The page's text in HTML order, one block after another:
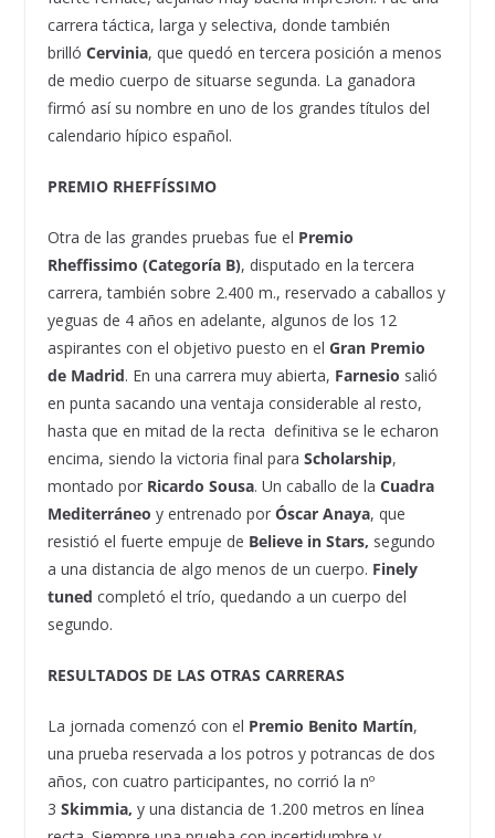
carrera táctica, larga y selectiva, donde también
brilló Cervinia, que quedó en tercera posición a menos
de medio cuerpo de situarse segunda. La ganadora
firmó así su nombre en uno de los grandes títulos del
calendario hípico español.
PREMIO RHEFFÍSSIMO
Otra de las grandes pruebas fue el Premio
Rheffissimo (Categoría B), disputado en la tercera
carrera, también sobre 2.400 m., reservado a caballos y
yeguas de 4 años en adelante, algunos de los 12
aspirantes con el objetivo puesto en el Gran Premio
de Madrid. En una carrera muy abierta, Farnesio salió
en punta sacando una ventaja considerable al resto,
hasta que en mitad de la recta definitiva se le echaron
encima, siendo la victoria final para Scholarship,
montado por Ricardo Sousa. Un caballo de la Cuadra
Mediterráneo y entrenado por Óscar Anaya, que
resistió el fuerte empuje de Believe in Stars, segundo
a una distancia de algo menos de un cuerpo. Finely
tuned completó el trío, quedando a un cuerpo del
segundo.
RESULTADOS DE LAS OTRAS CARRERAS
La jornada comenzó con el Premio Benito Martín,
una prueba reservada a los potros y potrancas de dos
años, con cuatro participantes, no corrió la nº
3 Skimmia, y una distancia de 1.200 metros en línea